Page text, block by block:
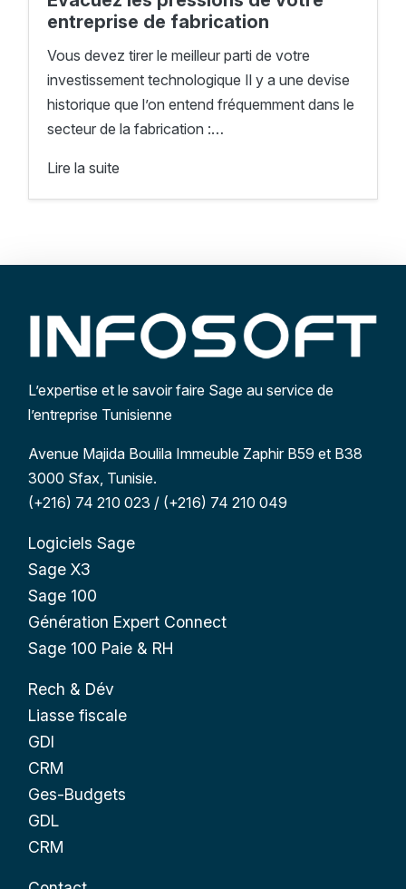
entreprise de fabrication
Vous devez tirer le meilleur parti de votre
investissement technologique Il y a une devise
historique que l’on entend fréquemment dans le
secteur de la fabrication :…
Lire la suite
L’expertise et le savoir faire Sage au service de
l’entreprise Tunisienne
Avenue Majida Boulila Immeuble Zaphir B59 et B38
3000 Sfax, Tunisie.
(+216) 74 210 023 / (+216) 74 210 049
Logiciels Sage
Sage X3
Sage 100
Génération Expert Connect
Sage 100 Paie & RH
Rech & Dév
Liasse fiscale
GDI
CRM
Ges-Budgets
GDL
CRM